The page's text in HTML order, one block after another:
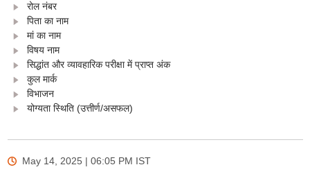
रोल नंबर
पिता का नाम
मां का नाम
विषय नाम
सिद्धांत और व्यावहारिक परीक्षा में प्राप्त अंक
कुल मार्क
विभाजन
योग्यता स्थिति (उत्तीर्ण/असफल)
May 14, 2025 | 06:05 PM IST